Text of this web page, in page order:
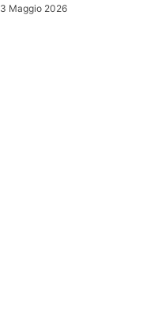
3 Maggio 2026